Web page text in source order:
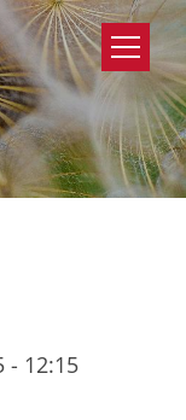
- 12:15